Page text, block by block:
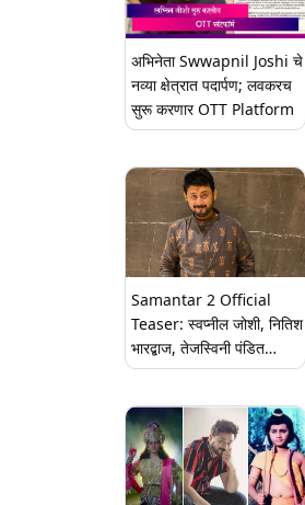
अभिनेता Swwapnil Joshi चे
नव्या क्षेत्रात पदार्पण; लवकरच
सुरू करणार OTT Platform
Samantar 2 Official
Teaser: स्वप्नील जोशी, नितिश
भारद्बाज, तेजस्विनी पंडित
'समांतर 2' मधून येणार रसिकांच्या